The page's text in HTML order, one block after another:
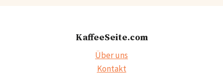
KaffeeSeite.com
Über uns
Kontakt